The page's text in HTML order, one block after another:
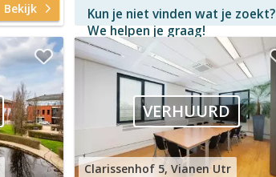
Bekijk
Kun je niet vinden wat je zoekt?
We helpen je graag!
Gratis
en vrijblijvend
Binnen 1 uurantwoord
Persoonlijke hulp
Neem contact op
Clarissenhof 5, Vianen Utr
VERHUURD